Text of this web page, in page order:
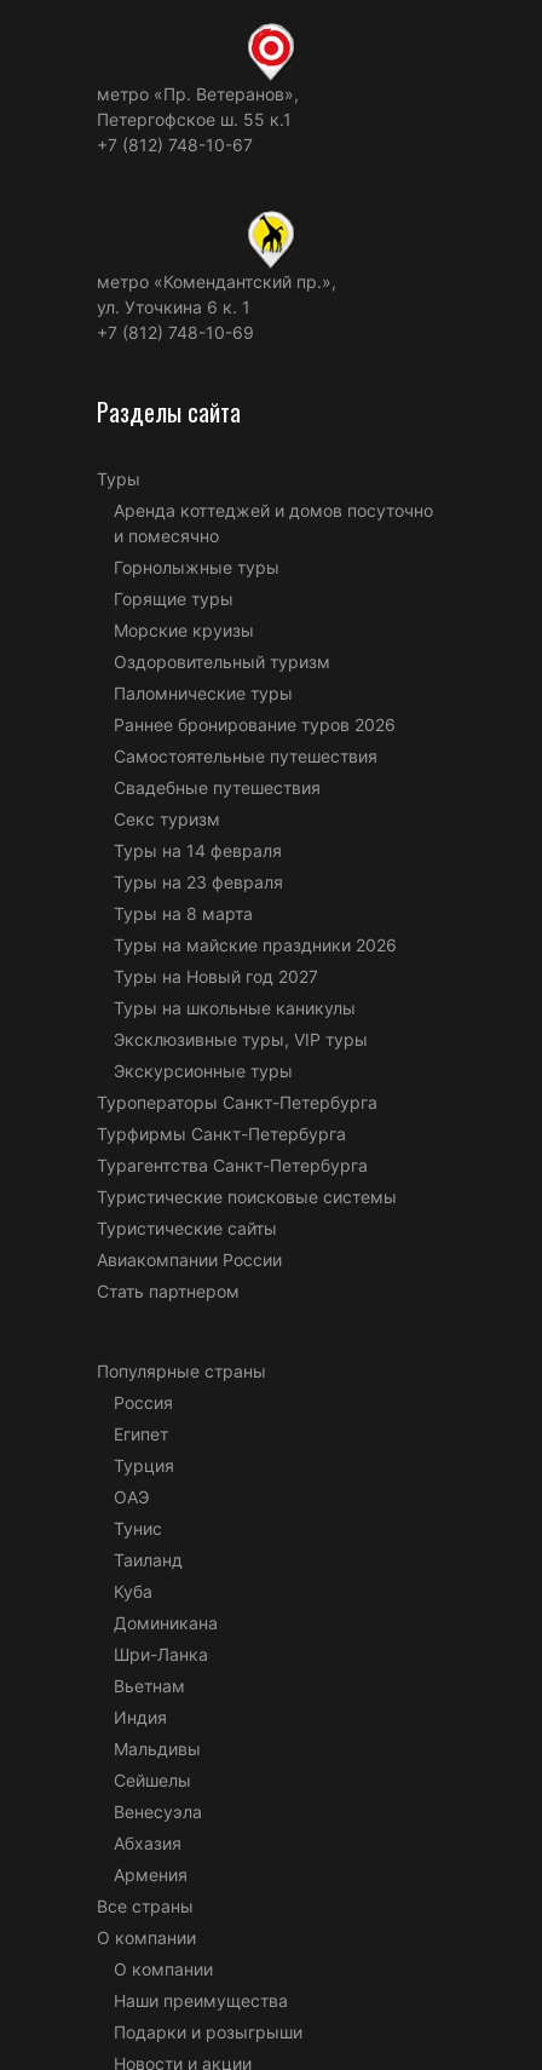
метро «Пр. Ветеранов»,
Петергофское ш. 55 к.1
+7 (812) 748-10-67
метро «Комендантский пр.»,
ул. Уточкина 6 к. 1
+7 (812) 748-10-69
Разделы сайта
Туры
Аренда коттеджей и домов посуточно
и помесячно
Горнолыжные туры
Горящие туры
Морские круизы
Оздоровительный туризм
Паломнические туры
Раннее бронирование туров 2026
Самостоятельные путешествия
Свадебные путешествия
Секс туризм
Туры на 14 февраля
Туры на 23 февраля
Туры на 8 марта
Туры на майские праздники 2026
Туры на Новый год 2027
Туры на школьные каникулы
Эксклюзивные туры, VIP туры
Экскурсионные туры
Туроператоры Санкт-Петербурга
Турфирмы Санкт-Петербурга
Турагентства Санкт-Петербурга
Туристические поисковые системы
Туристические сайты
Авиакомпании России
Стать партнером
Популярные страны
Россия
Египет
Турция
ОАЭ
Тунис
Таиланд
Куба
Доминикана
Шри-Ланка
Вьетнам
Индия
Мальдивы
Сейшелы
Венесуэла
Абхазия
Армения
Все страны
О компании
О компании
Наши преимущества
Подарки и розыгрыши
Новости и акции